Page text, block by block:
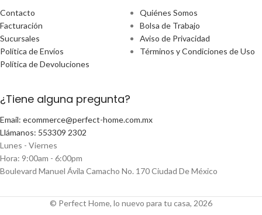
Contacto
Facturación
Sucursales
Política de Envíos
Política de Devoluciones
Quiénes Somos
Bolsa de Trabajo
Aviso de Privacidad
Términos y Condiciones de Uso
¿Tiene alguna pregunta?
Email: ecommerce@perfect-home.com.mx
Llámanos: 553309 2302
Lunes - Viernes
Hora: 9:00am - 6:00pm
Boulevard Manuel Ávila Camacho No. 170 Ciudad De México
© Perfect Home, lo nuevo para tu casa, 2026